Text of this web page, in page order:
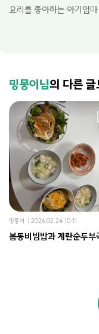
요리를 좋아하는 아기엄
밍뭉이님의 다른
밍뭉이 2026.02.24 10:11
봄동비빔밥과 계란순두부